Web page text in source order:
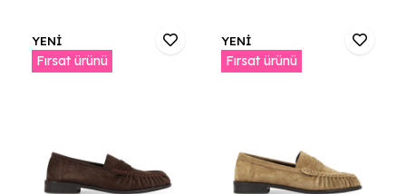
YENİ
Fırsat ürünü
YENİ
Fırsat ürünü